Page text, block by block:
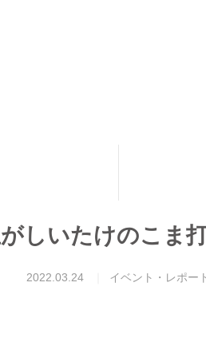
しいたけのこま
2022.03.24 イベント・レポー